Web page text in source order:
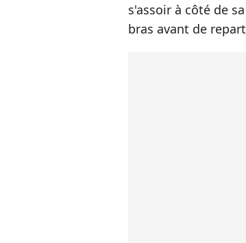
s'assoir à côté de
bras avant de